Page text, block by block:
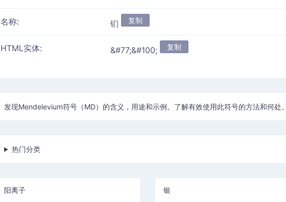
名称: 钔 复制
HTML实体: &#77;&#100; 复制
发现Mendelevium符号（MD）的含义，用途和示例。了解有效使用此符号的方法和何处。
热门分类
阳离子 银